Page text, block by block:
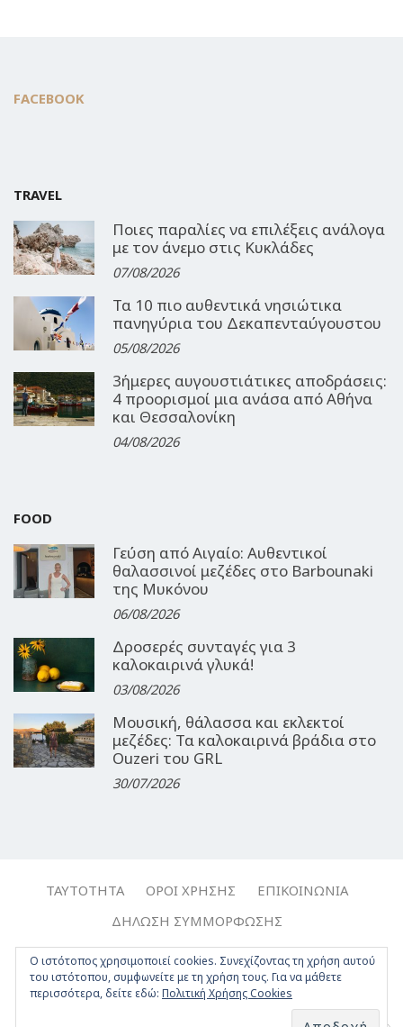
FACEBOOK
TRAVEL
Ποιες παραλίες να επιλέξεις ανάλογα
με τον άνεμο στις Κυκλάδες
07/08/2026
Τα 10 πιο αυθεντικά νησιώτικα
πανηγύρια του Δεκαπενταύγουστου
05/08/2026
3ήμερες αυγουστιάτικες αποδράσεις:
4 προορισμοί μια ανάσα από Αθήνα
και Θεσσαλονίκη
04/08/2026
FOOD
Γεύση από Αιγαίο: Αυθεντικοί
θαλασσινοί μεζέδες στο Barbounaki
της Μυκόνου
06/08/2026
Δροσερές συνταγές για 3
καλοκαιρινά γλυκά!
03/08/2026
Μουσική, θάλασσα και εκλεκτοί
μεζέδες: Τα καλοκαιρινά βράδια στο
Ouzeri του GRL
30/07/2026
ΤΑΥΤΌΤΗΤΑ ΌΡΟΙ ΧΡΉΣΗΣ
ΕΠΙΚΟΙΝΩΝΊΑ
ΔΉΛΩΣΗ ΣΥΜΜΌΡΦΩΣΗΣ
Copyright © 2017-2026, Travelgirl.gr | All rights reserved.
Crafted byApptime.
Ο ιστότοπος χρησιμοποιεί cookies. Συνεχίζοντας τη χρήση αυτού
του ιστότοπου, συμφωνείτε με τη χρήση τους. Για να μάθετε
περισσότερα, δείτε εδώ: Πολιτική Χρήσης Cookies